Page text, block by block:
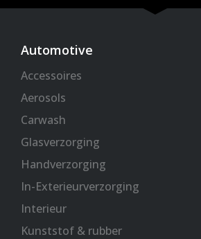
e o g
Automotive
Accessoires
Aerosols
Carwash
Glasverzorging
Handverzorging
In-Exterieurverzorging
Interieur
Kunststof & rubber